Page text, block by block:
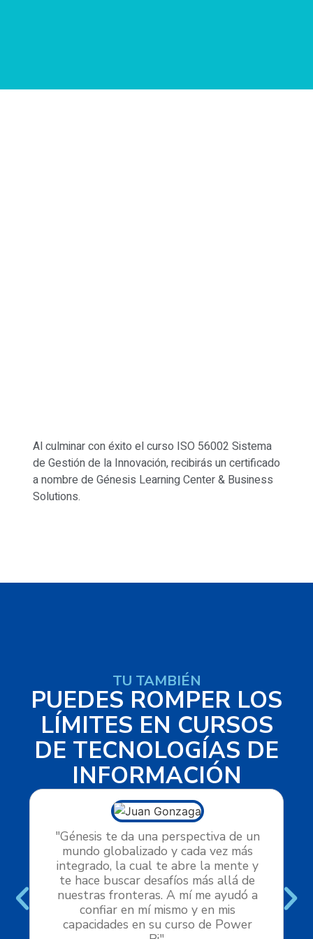
Al culminar con éxito el curso ISO 56002 Sistema
de Gestión de la Innovación, recibirás un certificado
a nombre de Génesis Learning Center & Business
Solutions.
TU TAMBIÉN
PUEDES ROMPER LOS
LÍMITES EN CURSOS
DE TECNOLOGÍAS DE
INFORMACIÓN
"Génesis te da una perspectiva de un
mundo globalizado y cada vez más
integrado, la cual te abre la mente y
te hace buscar desafíos más allá de
nuestras fronteras. A mí me ayudó a
confiar en mí mismo y en mis
capacidades en su curso de Power